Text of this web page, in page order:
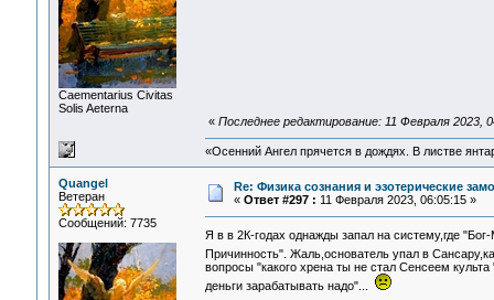
Сaementarius Civitas
Solis Aeterna
« Последнее редактирование: 11 Февраля 2023,
«Осенний Ангел прячется в дождях. В листве
Quangel
Ветеран
Сообщений: 7735
Re: Физика сознания и эзотерические
« Ответ #297 : 11 Февраля 2023, 06:05:15 »
Я в в 2К-годах однажды запал на систему,где
Причинность". Жаль,основатель упал в
вопросы "какого хрена ты не стал Сенсеем
деньги зарабатывать надо"...